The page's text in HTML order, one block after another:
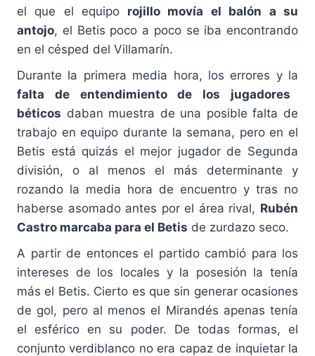
el que el equipo rojillo movía el balón a su
antojo, el Betis poco a poco se iba encontrando
en el césped del Villamarín.
Durante la primera media hora, los errores y la
falta de entendimiento de los jugadores
béticos daban muestra de una posible falta de
trabajo en equipo durante la semana, pero en el
Betis está quizás el mejor jugador de Segunda
división, o al menos el más determinante y
rozando la media hora de encuentro y tras no
haberse asomado antes por el área rival, Rubén
Castro marcaba para el Betis de zurdazo seco.
A partir de entonces el partido cambió para los
intereses de los locales y la posesión la tenía
más el Betis. Cierto es que sin generar ocasiones
de gol, pero al menos el Mirandés apenas tenía
el esférico en su poder. De todas formas, el
conjunto verdiblanco no era capaz de inquietar la